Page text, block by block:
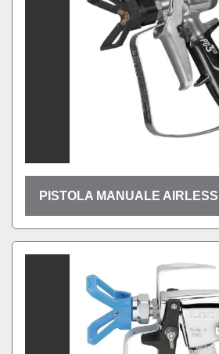
PISTOLA MANUALE